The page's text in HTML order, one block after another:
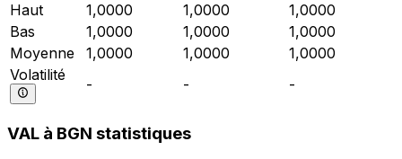
Haut
1,0000 1,0000
1,0000
Bas
1,0000 1,0000
1,0000
Moyenne
1,0000 1,0000
1,0000
Volatilité
- - -
VAL à BGN statistiques